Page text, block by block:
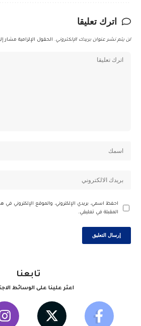
اترك تعليقا
لن يتم نشر عنوان بريدك الإلكتروني. الحقول الإلزامية مشار
احفظ اسمي، بريدي الإلكتروني، والموقع الإلكتروني في
المقبلة في تعليقي.
تابعنا
اعثر علينا على الوسائط